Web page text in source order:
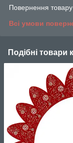
Повернення
Всі умови
Подібні товари